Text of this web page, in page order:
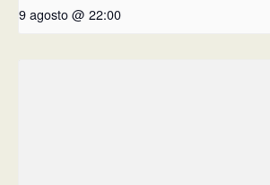
9 agosto @ 22:00